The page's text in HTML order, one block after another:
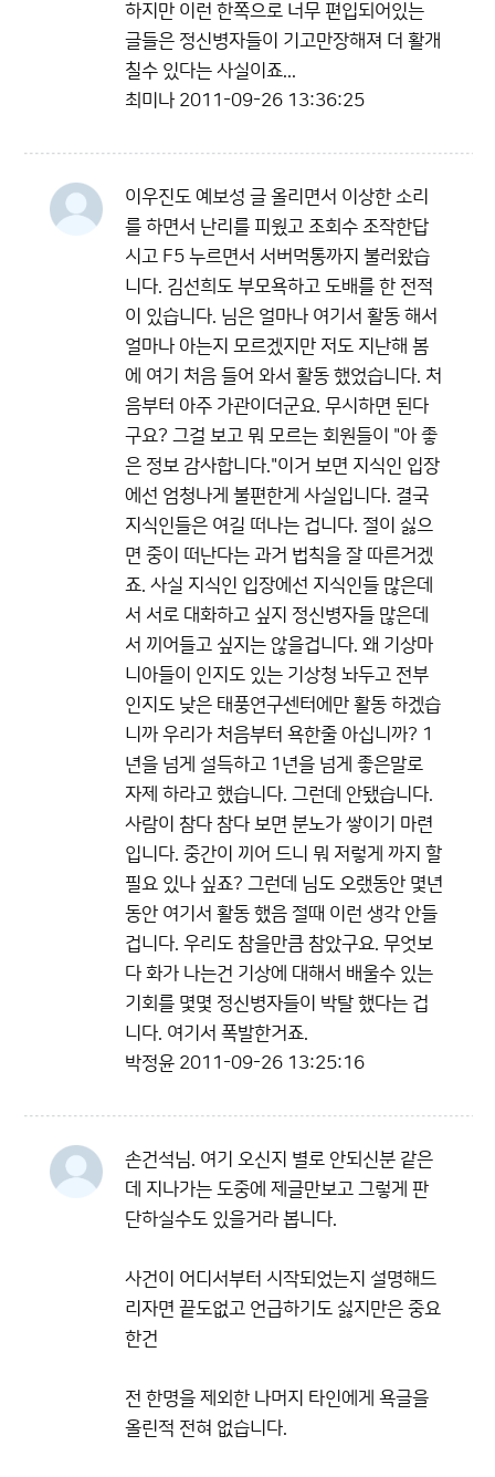
하지만 이런 한쪽으로 너무 편입되어있는
글들은 정신병자들이 기고만장해져 더 활개
칠수 있다는 사실이죠...
최미나 2011-09-26 13:36:25
이우진도 예보성 글 올리면서 이상한 소리
를 하면서 난리를 피웠고 조회수 조작한답
시고 F5 누르면서 서버먹통까지 불러왔습
니다. 김선희도 부모욕하고 도배를 한 전적
이 있습니다. 님은 얼마나 여기서 활동 해서
얼마나 아는지 모르겠지만 저도 지난해 봄
에 여기 처음 들어 와서 활동 했었습니다. 처
음부터 아주 가관이더군요. 무시하면 된다
구요? 그걸 보고 뭐 모르는 회원들이 "아 좋
은 정보 감사합니다."이거 보면 지식인 입장
에선 엄청나게 불편한게 사실입니다. 결국
지식인들은 여길 떠나는 겁니다. 절이 싫으
면 중이 떠난다는 과거 법칙을 잘 따른거겠
죠. 사실 지식인 입장에선 지식인들 많은데
서 서로 대화하고 싶지 정신병자들 많은데
서 끼어들고 싶지는 않을겁니다. 왜 기상마
니아들이 인지도 있는 기상청 놔두고 전부
인지도 낮은 태풍연구센터에만 활동 하겠습
니까 우리가 처음부터 욕한줄 아십니까? 1
년을 넘게 설득하고 1년을 넘게 좋은말로
자제 하라고 했습니다. 그런데 안됐습니다.
사람이 참다 참다 보면 분노가 쌓이기 마련
입니다. 중간이 끼어 드니 뭐 저렇게 까지 할
필요 있나 싶죠? 그런데 님도 오랬동안 몇년
동안 여기서 활동 했음 절때 이런 생각 안들
겁니다. 우리도 참을만큼 참았구요. 무엇보
다 화가 나는건 기상에 대해서 배울수 있는
기회를 몇몇 정신병자들이 박탈 했다는 겁
니다. 여기서 폭발한거죠.
박정윤 2011-09-26 13:25:16
손건석님. 여기 오신지 별로 안되신분 같은
데 지나가는 도중에 제글만보고 그렇게 판
단하실수도 있을거라 봅니다.
사건이 어디서부터 시작되었는지 설명해드
리자면 끝도없고 언급하기도 싫지만은 중요
한건
전 한명을 제외한 나머지 타인에게 욕글을
올린적 전혀 없습니다.